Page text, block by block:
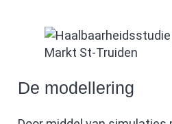
De modellering